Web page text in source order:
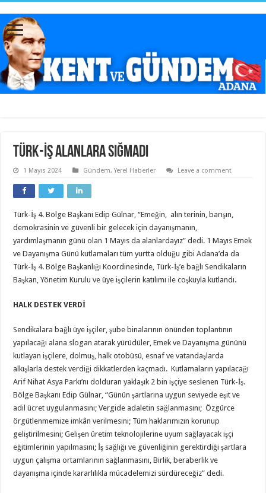
Türk-İş alanlara sığmadı
1 Mayıs 2024 Gündem,Yerel Haberler Leave a comment
Türk-İş 4. Bölge Başkanı Edip Gülnar, “Emeğin, alın terinin, barışın,
demokrasinin ve güvenli bir gelecek için dayanışmanın,
yardımlaşmanın günü olan 1 Mayıs da alanlardayız” dedi. 1 Mayıs Emek
ve Dayanışma Günü kutlamaları tüm yurtta olduğu gibi Adana’da da
Türk-İş 4. Bölge Başkanlığı Koordinesinde, Türk-İş’e bağlı Sendikaların
Başkan, Yönetim Kurulu ve üye işçilerin katılımı ile coşkuyla kutlandı.
HALK DESTEK VERDİ
Sendikalara bağlı üye işçiler, şube binalarının önünden toplantının
yapılacağı alana slogan atarak yürüdüler, Emek ve Dayanışma gününü
kutlayan işçilere, dolmuş, halk otobüsü, esnaf ve vatandaşlarda
alkışlarla destek verdiği dikkatlerden kaçmadı. Kutlamaların yapılacağı
Arif Nihat Asya Parkı’nı dolduran yaklaşık 2 bin işçiye seslenen Türk-İş.
Bölge Başkanı Edip Gülnar, “Günün şartlarına uygun seviyede eşit ve
adil ücret uygulanmasını; Vergide adaletin sağlanmasını; Özgürce
örgütlenmemize imkân verilmesini; Tüm haklarımızın korunup
geliştirilmesini; Gelişen üretim teknolojilerine uyum sağlayacak işçi
eğitimlerinin yapılmasını; İş sağlığı ve güvenliğinin gerektirdiği şartlara
uygun çalışma ortamlarının sağlanmasını, Birlik, beraberlik ve
dayanışma içinde kararlılıkla mücadelemizi sürdüreceğiz” dedi.